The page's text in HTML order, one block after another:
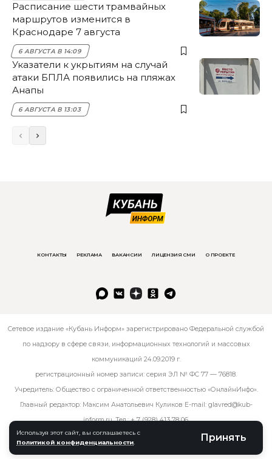
Используя этот сайт, вы соглашаетесь с
Политикой конфиденциальности
Принять
Расписание шести трамвайных
маршрутов изменится в
Краснодаре 7 августа
6 АВГУСТА В 14:09
Указатели к укрытиям на случай
атаки БПЛА появились на пляжах
Анапы
6 АВГУСТА В 13:03
КОНТАКТЫ РЕКЛАМА ВАКАНСИИ ЛИЦЕНЗИЯ СМИ О ПРОЕКТЕ
Сетевое издание «Кубань Информ» зарегистрировано Федеральной службой
по надзору в сфере связи, информационных технологий и массовых
коммуникаций 24.09.2019 г.
регистрационный номер записи: серия ЭЛ № ФС 77 — 76818.
Учредитель: Общество с ограниченной ответственностью «ОнлайнИнфо».
Главный редактор: Максим Анатольевич Куликов E-mail: glavred@kub-
inform.ru. Тел.:+ 7 (928) 413 78 06.
© kub-inform 2026